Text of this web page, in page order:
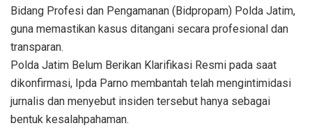
Bidang Profesi dan Pengamanan (Bidpropam) Polda Jatim,
guna memastikan kasus ditangani secara profesional dan
transparan.
Polda Jatim Belum Berikan Klarifikasi Resmi pada saat
dikonfirmasi, Ipda Parno membantah telah mengintimidasi
jurnalis dan menyebut insiden tersebut hanya sebagai
bentuk kesalahpahaman.